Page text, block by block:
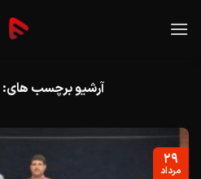
آرشیو برچسب های:
۲۹
مرداد